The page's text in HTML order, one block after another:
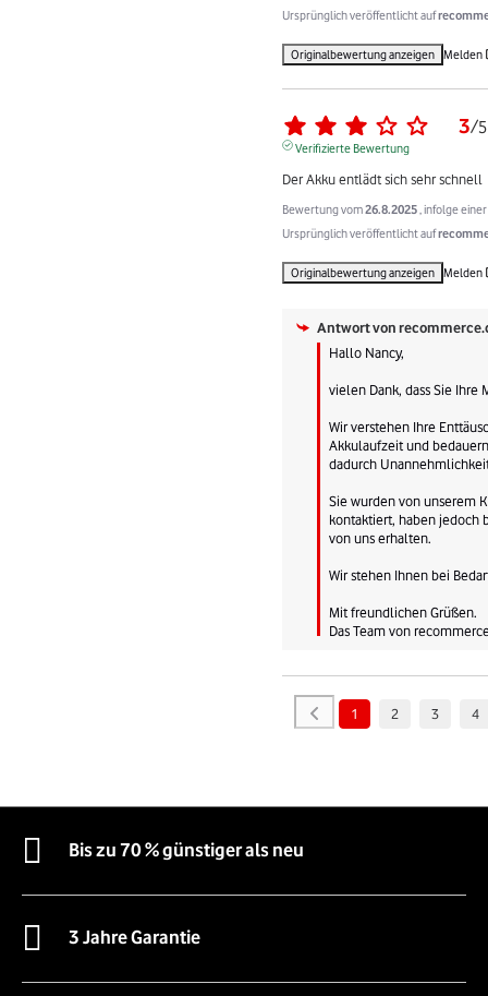
Ursprünglich veröffentlicht auf
Originalbewertung anzeigen Melden
3/5
Verifizierte Bewertung
Der Akku entlädt sich sehr schnell
Bewertung vom26.8.2025 , infolge
Ursprünglich veröffentlicht auf
Originalbewertung anzeigen Melden
Antwort von
Hallo Nancy,
vielen Dank, dass Sie
Wir verstehen Ihre
Akkulaufzeit und
dadurch
Sie wurden von unserem
kontaktiert, haben jedoch
von uns erhalten.
Wir stehen Ihnen bei
Mit freundlichen Grüßen.
Das Team von
1 2 3 4
Bis zu 70 % günstiger als neu
3 Jahre Garantie